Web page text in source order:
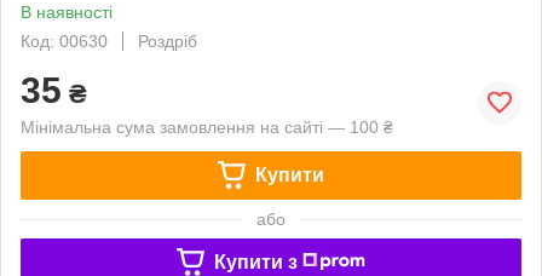
В наявності
Код: 00630
Роздріб
35 ₴
Мінімальна сума замовлення на сайті — 100 ₴
Купити
або
Купити з